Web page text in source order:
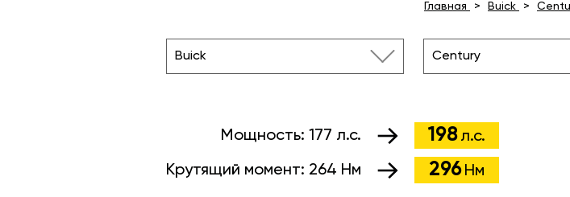
Главная Buick
Buick Century
Мощность: 177 л.с. 198 л.с.
Крутящий момент: 264 Нм 296 Нм